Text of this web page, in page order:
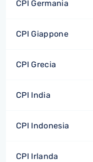
CPI Germania
CPI Giappone
CPI Grecia
CPI India
CPI Indonesia
CPI Irlanda